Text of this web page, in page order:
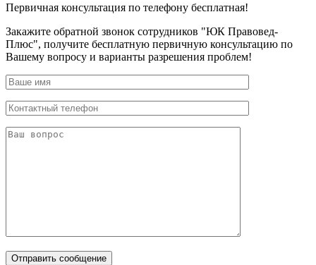
Первичная консультация по телефону бесплатная!
Закажите обратной звонок сотрудников "ЮК Правовед-
Плюс", получите бесплатную первичную консультацию по
Вашему вопросу и варианты разрешения проблем!